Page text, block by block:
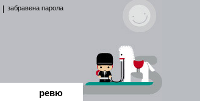
забравена парола
ревю